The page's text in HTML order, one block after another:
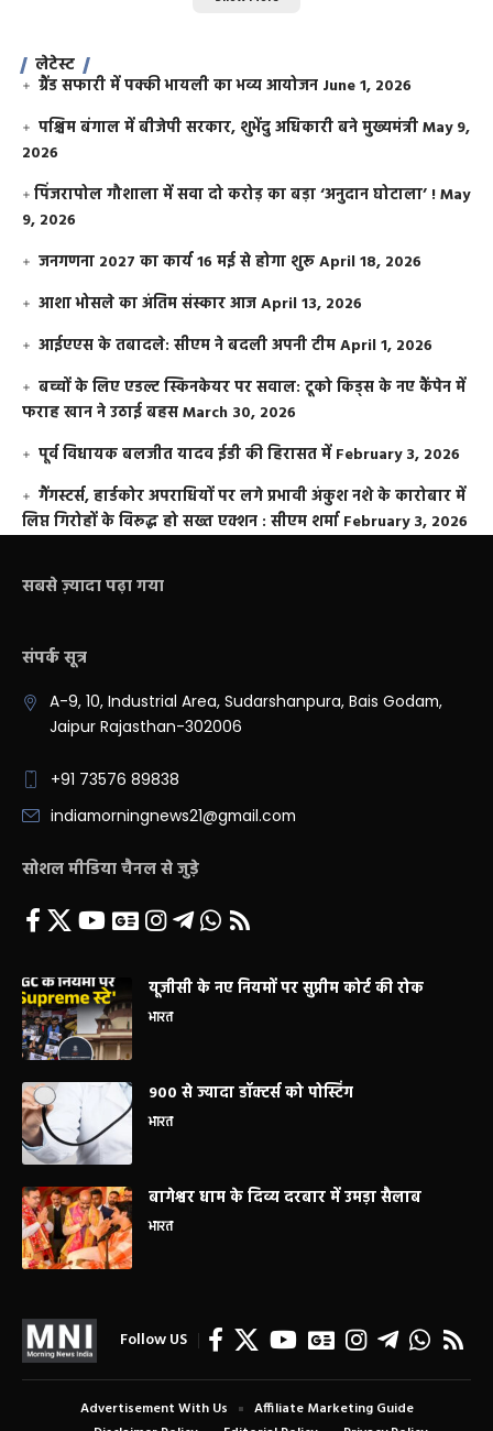
लेटेस्ट
ग्रैंड सफारी में पक्की भायली का भव्य आयोजन June 1, 2026
पश्चिम बंगाल में बीजेपी सरकार, शुभेंदु अधिकारी बने मुख्यमंत्रीMay 9,
2026
​पिंजरापोल गौशाला में सवा दो करोड़ का बड़ा ‘अनुदान घोटाला’ !May
9, 2026
जनगणना 2027 का कार्य 16 मई से होगा शुरूApril 18, 2026
आशा भोसले का अंतिम संस्कार आजApril 13, 2026
आईएएस के तबादले: सीएम ने बदली अपनी टीमApril 1, 2026
बच्चों के लिए एडल्ट स्किनकेयर पर सवाल: टूको किड्स के नए कैंपेन में
फराह खान ने उठाई बहसMarch 30, 2026
पूर्व विधायक बलजीत यादव ईडी की हिरासत में February 3, 2026
गैंगस्टर्स, हार्डकोर अपराधियों पर लगे प्रभावी अंकुश नशे के कारोबार में
लिप्त गिरोहों के विरूद्ध हो सख्त एक्शन : सीएम शर्मा February 3, 2026
सबसे ज़्यादा पढ़ा गया
संपर्क सूत्र
A-9, 10, Industrial Area, Sudarshanpura, Bais Godam,
Jaipur Rajasthan-302006
+91 73576 89838
indiamorningnews21@gmail.com
सोशल मीडिया चैनल से जुड़े
यूजीसी के नए नियमों पर सुप्रीम कोर्ट की रोक
भारत
900 से ज्यादा डॉक्टर्स को पोस्टिंग
भारत
बागेश्वर धाम के दिव्य दरबार में उमड़ा सैलाब
भारत
Follow US
Advertisement With Us
Affiliate Marketing Guide